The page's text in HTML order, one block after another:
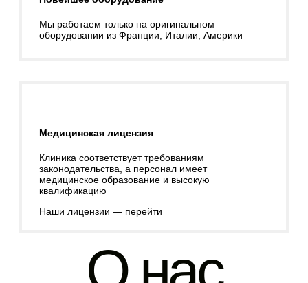
Мы работаем только на оригинальном
оборудовании из Франции, Италии, Америки
Медицинская лицензия
Клиника соответствует требованиям
законодательства, а персонал имеет
медицинское образование и высокую
квалификацию
Наши лицензии — перейти